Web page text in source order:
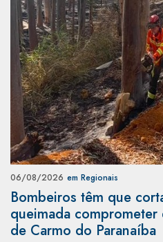
06/08/2026 em Regionais
Bombeiros têm que
queimada
de Carmo do Paranaíba